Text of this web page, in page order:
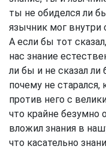
ты не обиделся ли
язычник мог внутри
А если бы тот
нас знание
ли бы и не сказал
почему не
против него с
что крайне безумно
вложил знания в
что касательно